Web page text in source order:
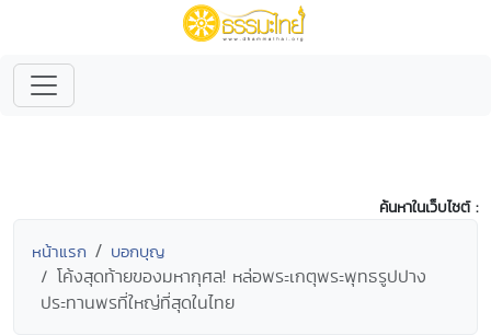
ค้นหาในเว็บไซต์ :
หน้าแรก บอกบุญ
โค้งสุดท้ายของมหากุศล! หล่อพระเกตุพระพุทธรูปปาง
ประทานพรที่ใหญ่ที่สุดในไทย